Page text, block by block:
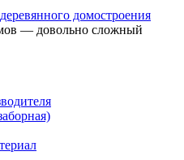
домостроения
— довольно сложный